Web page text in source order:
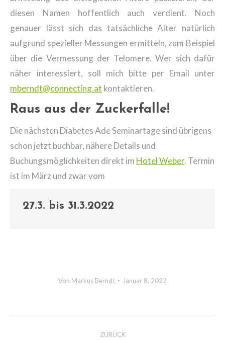
diesen Namen hoffentlich auch verdient. Noch
genauer lässt sich das tatsächliche Alter natürlich
aufgrund spezieller Messungen ermitteln, zum Beispiel
über die Vermessung der Telomere. Wer sich dafür
näher interessiert, soll mich bitte per Email unter
mberndt@connecting.at kontaktieren.
Raus aus der Zuckerfalle!
Die nächsten Diabetes Ade Seminartage sind übrigens
schon jetzt buchbar, nähere Details und
Buchungsmöglichkeiten direkt im Hotel Weber. Termin
ist im März und zwar vom
27.3. bis 31.3.2022
Von Markus Berndt Januar 8, 2022
Kommentarnavigation
ZURÜCK